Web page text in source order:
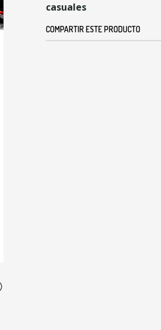
casuales
COMPARTIR ESTE PRODUCTO